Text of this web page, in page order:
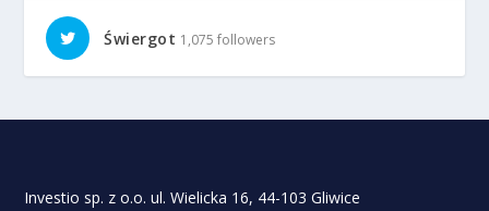
Świergot 1,075 followers
Investio sp. z o.o. ul. Wielicka 16, 44-103 Gliwice